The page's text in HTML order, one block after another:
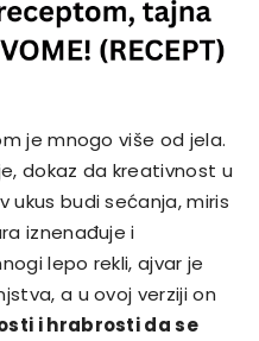
je mnogo više od jela.
dokaz da kreativnost u
ukus budi sećanja, miris
iznenađuje i
lepo rekli, ajvar je
a u ovoj verziji on
i hrabrosti da se